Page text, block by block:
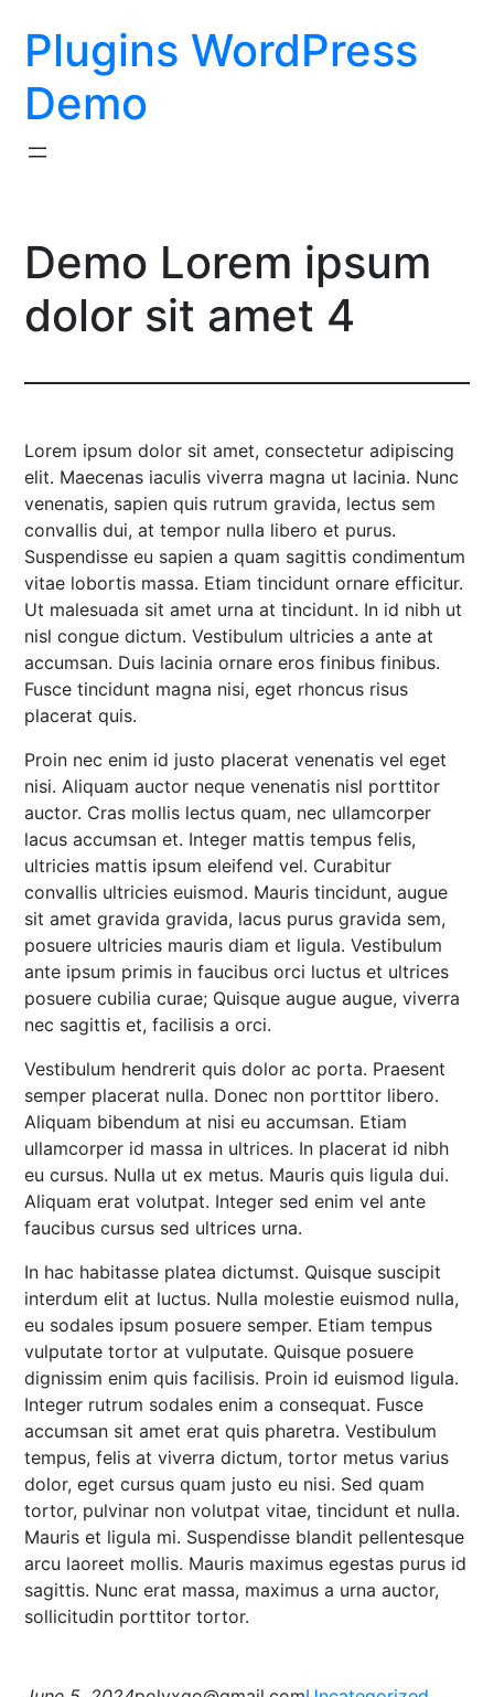
contentPlugins WordPress
Demo
Demo Lorem ipsum
dolor sit amet 4
Lorem ipsum dolor sit amet, consectetur adipiscing
elit. Maecenas iaculis viverra magna ut lacinia. Nunc
venenatis, sapien quis rutrum gravida, lectus sem
convallis dui, at tempor nulla libero et purus.
Suspendisse eu sapien a quam sagittis condimentum
vitae lobortis massa. Etiam tincidunt ornare efficitur.
Ut malesuada sit amet urna at tincidunt. In id nibh ut
nisl congue dictum. Vestibulum ultricies a ante at
accumsan. Duis lacinia ornare eros finibus finibus.
Fusce tincidunt magna nisi, eget rhoncus risus
placerat quis.
Proin nec enim id justo placerat venenatis vel eget
nisi. Aliquam auctor neque venenatis nisl porttitor
auctor. Cras mollis lectus quam, nec ullamcorper
lacus accumsan et. Integer mattis tempus felis,
ultricies mattis ipsum eleifend vel. Curabitur
convallis ultricies euismod. Mauris tincidunt, augue
sit amet gravida gravida, lacus purus gravida sem,
posuere ultricies mauris diam et ligula. Vestibulum
ante ipsum primis in faucibus orci luctus et ultrices
posuere cubilia curae; Quisque augue augue, viverra
nec sagittis et, facilisis a orci.
Vestibulum hendrerit quis dolor ac porta. Praesent
semper placerat nulla. Donec non porttitor libero.
Aliquam bibendum at nisi eu accumsan. Etiam
ullamcorper id massa in ultrices. In placerat id nibh
eu cursus. Nulla ut ex metus. Mauris quis ligula dui.
Aliquam erat volutpat. Integer sed enim vel ante
faucibus cursus sed ultrices urna.
In hac habitasse platea dictumst. Quisque suscipit
interdum elit at luctus. Nulla molestie euismod nulla,
eu sodales ipsum posuere semper. Etiam tempus
vulputate tortor at vulputate. Quisque posuere
dignissim enim quis facilisis. Proin id euismod ligula.
Integer rutrum sodales enim a consequat. Fusce
accumsan sit amet erat quis pharetra. Vestibulum
tempus, felis at viverra dictum, tortor metus varius
dolor, eget cursus quam justo eu nisi. Sed quam
tortor, pulvinar non volutpat vitae, tincidunt et nulla.
Mauris et ligula mi. Suspendisse blandit pellentesque
arcu laoreet mollis. Mauris maximus egestas purus id
sagittis. Nunc erat massa, maximus a urna auctor,
sollicitudin porttitor tortor.